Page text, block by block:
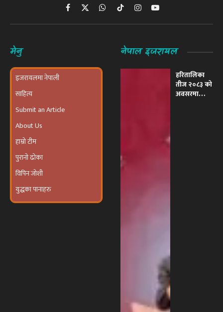
Facebook
X
(Twitter)
WhatsAppTikTokInstagramYouTube
मेनु
इजरायलमा नेपाली
साहित्य
Submit an Article
About Us
हाम्रो टीम
पुरानो ढोका
विपिन जोशी
युद्धका पानाहरु
नेपाल इजरायल
हरितालिका
तीज २०८३ को
अवसरमा